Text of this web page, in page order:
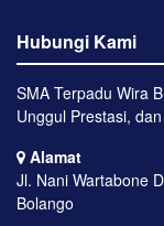
Hubungi Kami
SMA Terpadu Wira
Unggul Prestasi,
Alamat
Jl. Nani Wartabone
Bolango